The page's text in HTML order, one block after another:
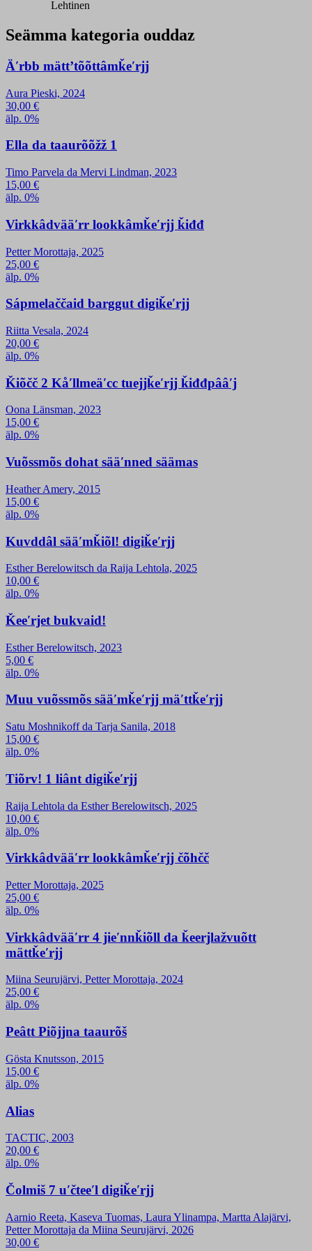
Lehtinen
Seämma kategoria ouddaz
Äʹrbb mättʼtõõttâmǩeʹrjj
Aura Pieski, 2024
30,00 €
älp. 0%
Ella da taaurõõžž 1
Timo Parvela da Mervi Lindman, 2023
15,00 €
älp. 0%
Virkkâdvääʹrr lookkâmǩeʹrjj ǩiđđ
Petter Morottaja, 2025
25,00 €
älp. 0%
Sápmelaččaid barggut digiǩeʹrjj
Riitta Vesala, 2024
20,00 €
älp. 0%
Ǩiõčč 2 Kåʹllmeäʹcc tuejjǩeʹrjj ǩiđđpââʹj
Oona Länsman, 2023
15,00 €
älp. 0%
Vuõssmõs dohat sääʹnned säämas
Heather Amery, 2015
15,00 €
älp. 0%
Kuvddâl sääʹmǩiõl! digiǩeʹrjj
Esther Berelowitsch da Raija Lehtola, 2025
10,00 €
älp. 0%
Ǩeeʹrjet bukvaid!
Esther Berelowitsch, 2023
5,00 €
älp. 0%
Muu vuõssmõs sääʹmǩeʹrjj mäʹttǩeʹrjj
Satu Moshnikoff da Tarja Sanila, 2018
15,00 €
älp. 0%
Tiõrv! 1 liânt digiǩeʹrjj
Raija Lehtola da Esther Berelowitsch, 2025
10,00 €
älp. 0%
Virkkâdvääʹrr lookkâmǩeʹrjj čõhčč
Petter Morottaja, 2025
25,00 €
älp. 0%
Virkkâdvääʹrr 4 jieʹnnǩiõll da ǩeerjlažvuõtt
mättǩeʹrjj
Miina Seurujärvi, Petter Morottaja, 2024
25,00 €
älp. 0%
Peâtt Piõjjna taaurõš
Gösta Knutsson, 2015
15,00 €
älp. 0%
Alias
TACTIC, 2003
20,00 €
älp. 0%
Čolmiš 7 uʹčteeʹl digiǩeʹrjj
Aarnio Reeta, Kaseva Tuomas, Laura Ylinampa, Martta Alajärvi,
Petter Morottaja da Miina Seurujärvi, 2026
30,00 €